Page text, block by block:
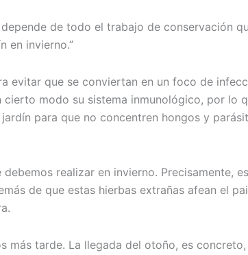
de todo el trabajo de conservación
en invierno.”
que se conviertan en un foco de
modo su sistema inmunológico, por lo
para que no concentren hongos y
realizar en invierno. Precisamente,
de que estas hierbas extrañas afean el
tarde. La llegada del otoño, es